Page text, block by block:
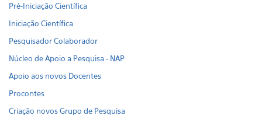
Pré-Iniciação Científica
Iniciação Científica
Pesquisador Colaborador
Núcleo de Apoio a Pesquisa - NAP
Apoio aos novos Docentes
Procontes
Criação novos Grupo de Pesquisa